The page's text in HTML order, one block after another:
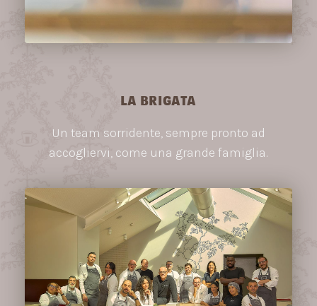
LA BRIGATA
Un team sorridente, sempre pronto ad
accogliervi, come una grande famiglia.